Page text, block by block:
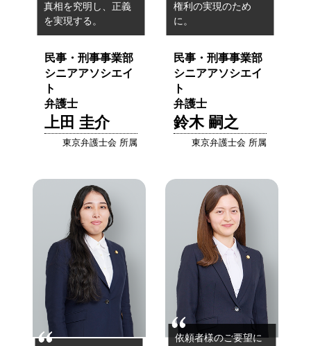
真相を究明し、正義
を実現する。
民事・刑事事業部
シニアアソシエイ
ト
弁護士
上田 圭介
東京弁護士会 所属
権利の実現のため
に。
民事・刑事事業部
シニアアソシエイ
ト
弁護士
鈴木 嗣之
東京弁護士会 所属
依頼者様のご要望に